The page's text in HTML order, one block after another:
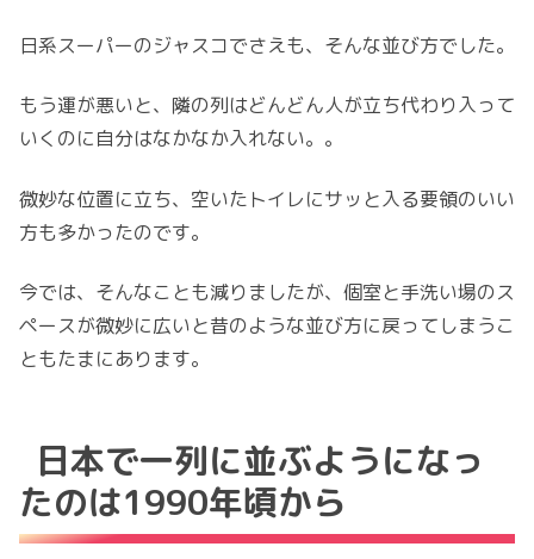
日系スーパーのジャスコでさえも、そんな並び方でした。
もう運が悪いと、隣の列はどんどん人が立ち代わり入って
いくのに自分はなかなか入れない。。
微妙な位置に立ち、空いたトイレにサッと入る要領のいい
方も多かったのです。
今では、そんなことも減りましたが、個室と手洗い場のス
ペースが微妙に広いと昔のような並び方に戻ってしまうこ
ともたまにあります。
日本で一列に並ぶようになっ
たのは1990年頃から